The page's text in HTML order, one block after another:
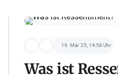
19. Mär '25, 14:58 Uhr
Was ist